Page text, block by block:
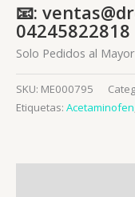
📧:
04245822818
Solo Pedidos al Mayor
SKU: ME000795
Etiquetas: Acetaminofen